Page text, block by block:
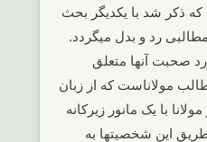
ذکر شد با یکدیگر بحث
مطالبی رد و بدل میگردد.
صحبت آنها متعلق
مولاناست که از زبان
با یک مانور زیرکانه
این شخصیتها به